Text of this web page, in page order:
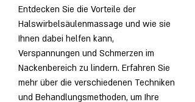
Entdecken Sie die Vorteile der
Halswirbelsäulenmassage und wie sie
Ihnen dabei helfen kann,
Verspannungen und Schmerzen im
Nackenbereich zu lindern. Erfahren Sie
mehr über die verschiedenen Techniken
und Behandlungsmethoden, um Ihre